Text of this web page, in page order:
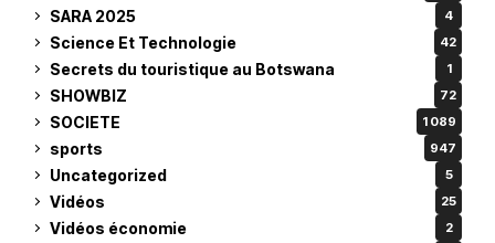
SARA 2025 4
Science Et Technologie 42
Secrets du touristique au Botswana 1
SHOWBIZ 72
SOCIETE 1 089
sports 947
Uncategorized 5
Vidéos 25
Vidéos économie 2